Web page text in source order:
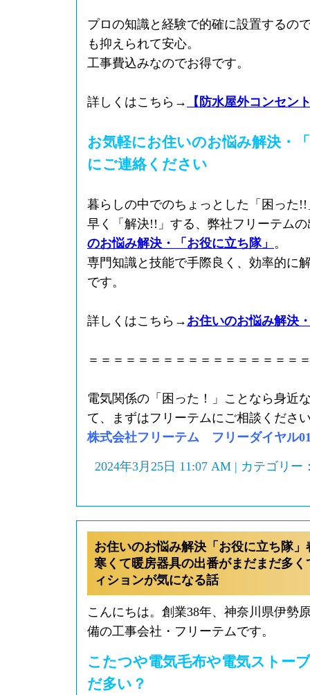
プロの知識と経験で的確に設置するの
も抑えられて安心。
工事費込みなのでお得です。
詳しくはこちら→ 【防水屋外コンセン
お気軽にお住いのお悩み解決・
にご連絡ください
暮らしの中でのちょっとした「困った
早く「解決!!」する、弊社フリーテム
のお悩み解決・「お役に立ち隊」 。
専門知識と技能で手際良く、効率的に
です。
詳しくはこちら→ お住いのお悩み解決
＝＝＝＝＝＝＝＝＝＝＝＝＝＝＝＝＝
電気関係の「困った！」ことなら身近
て、まずはフリーテムにご相談くださ
株式会社フリーテム フリーダイヤル
2024年3月25日 11:07 AM | カテゴリー
お住いのお悩み解決「お役に立ち隊
寒くて暖房器具の出番がまだまだ多
ィションが気になる話
こんにちは。創業38年、神奈川県伊勢
備の工事会社・フリーテムです。
こたつや電気毛布や電気ストー
だ多い？